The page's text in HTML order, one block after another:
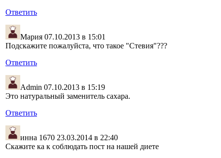
Ответить
Мария 07.10.2013 в 15:01
Подскажите пожалуйста, что такое "Стевия"???
Ответить
Admin 07.10.2013 в 15:19
Это натуральный заменитель сахара.
Ответить
инна 1670 23.03.2014 в 22:40
Скажите ка к соблюдать пост на нашей диете